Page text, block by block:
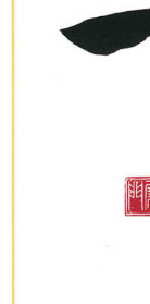
テスリックスサ
個人情報の取
プライバシー